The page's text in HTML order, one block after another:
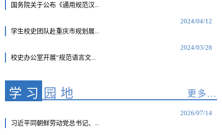
国务院关于公布《通用规范汉...
2024/04/12
学生校史团队赴重庆市规划展...
2024/03/28
校史办公室开展“规范语言文...
学习 园地 更多...
2026/07/14
习近平同朝鲜劳动党总书记、...